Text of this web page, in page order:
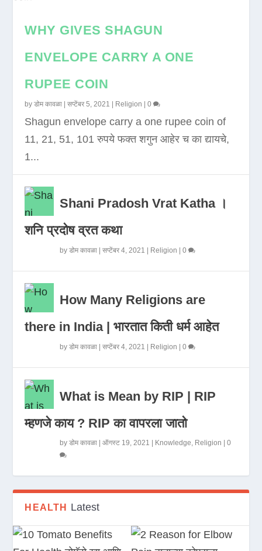
WHY GIVES SHAGUN
ENVELOPE CARRY A ONE
RUPEE COIN
byडोम कावळा |सप्टेंबर 5, 2021 Religion |0
Shagun envelope carry a one rupee coin of
11, 21, 51, 101 रुपये फक्त शगुन आहेर च का द्यायचे,
1...
Shani Pradosh Vrat Katha ।
शनि प्रदोष व्रत कथा
byडोम कावळा |सप्टेंबर 4, 2021 Religion |0
How Many Religions are
there in India | भारतात किती धर्म आहेत
byडोम कावळा |सप्टेंबर 4, 2021 Religion |0
What is Mean by RIP | RIP
म्हणजे काय ? RIP का वापरला जातो
byडोम कावळा |ऑगस्ट 19, 2021 Knowledge, Religion |0
HEALTH Latest